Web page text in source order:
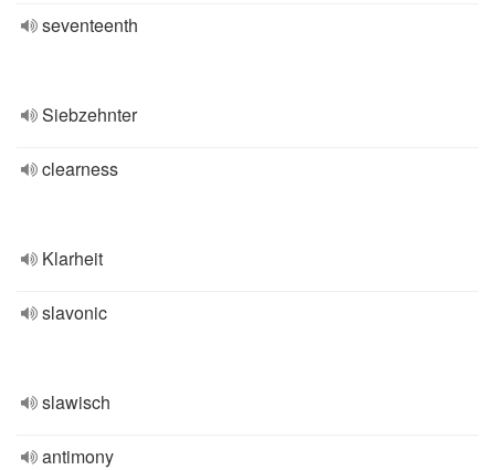
seventeenth
Siebzehnter
clearness
Klarheit
slavonic
slawisch
antimony